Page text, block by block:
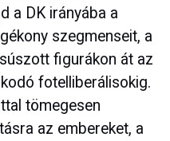
a DK irányába a
szegmenseit, a
figurákon át az
fotelliberálisokig.
tömegesen
az embereket, a